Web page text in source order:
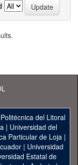
del Litoral
| Universidad del
Particular de Loja|
| Universidad
Estatal de